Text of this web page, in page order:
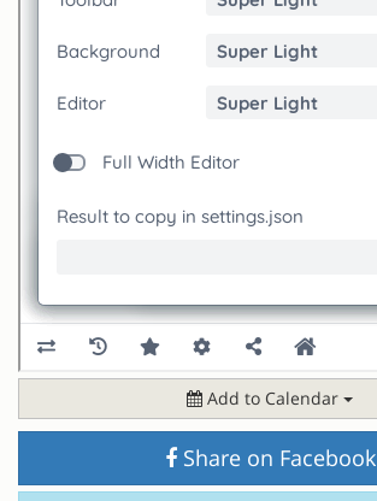
Add to Calendar
Share on Facebook